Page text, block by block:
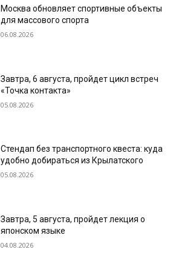
Москва обновляет спортивные объекты
для массового спорта
06.08.2026
Завтра, 6 августа, пройдет цикл встреч
«Точка контакта»
05.08.2026
Стендап без транспортного квеста: куда
удобно добираться из Крылатского
05.08.2026
Завтра, 5 августа, пройдет лекция о
японском языке
04.08.2026